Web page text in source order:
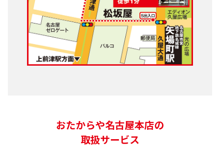
おたからや名古屋本店の
取扱サービス